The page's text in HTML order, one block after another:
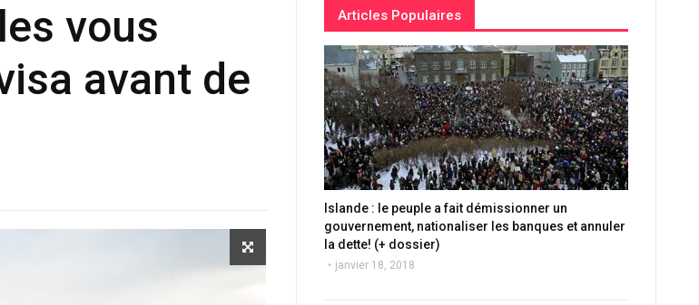
vous
avant de
Articles Populaires
Islande : le peuple a fait démissionner un
gouvernement, nationaliser les banques et annuler
la dette! (+ dossier)
janvier 18, 2018